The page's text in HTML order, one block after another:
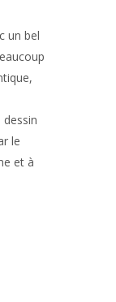
un bel
dessin
le
et à